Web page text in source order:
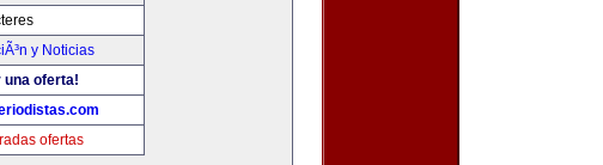
y Noticias
una oferta!
ofertas